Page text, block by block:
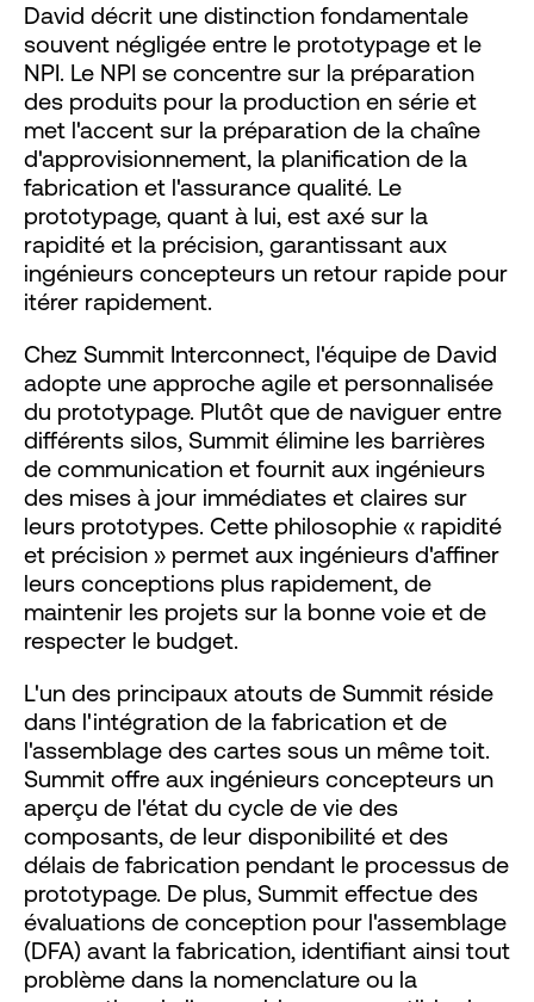
David décrit une distinction fondamentale
souvent négligée entre le prototypage et le
NPI. Le NPI se concentre sur la préparation
des produits pour la production en série et
met l'accent sur la préparation de la chaîne
d'approvisionnement, la planification de la
fabrication et l'assurance qualité. Le
prototypage, quant à lui, est axé sur la
rapidité et la précision, garantissant aux
ingénieurs concepteurs un retour rapide pour
itérer rapidement.
Chez Summit Interconnect, l'équipe de David
adopte une approche agile et personnalisée
du prototypage. Plutôt que de naviguer entre
différents silos, Summit élimine les barrières
de communication et fournit aux ingénieurs
des mises à jour immédiates et claires sur
leurs prototypes. Cette philosophie « rapidité
et précision » permet aux ingénieurs d'affiner
leurs conceptions plus rapidement, de
maintenir les projets sur la bonne voie et de
respecter le budget.
L'un des principaux atouts de Summit réside
dans l'intégration de la fabrication et de
l'assemblage des cartes sous un même toit.
Summit offre aux ingénieurs concepteurs un
aperçu de l'état du cycle de vie des
composants, de leur disponibilité et des
délais de fabrication pendant le processus de
prototypage. De plus, Summit effectue des
évaluations de conception pour l'assemblage
(DFA) avant la fabrication, identifiant ainsi tout
problème dans la nomenclature ou la